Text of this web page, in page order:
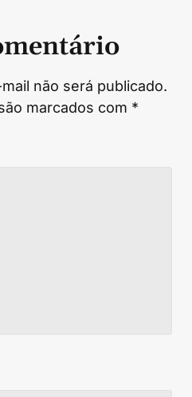
não será publicado.
marcados com *